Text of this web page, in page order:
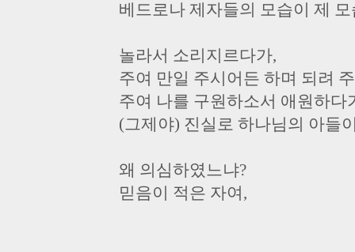
베드로나 제자들의 모습이 제
놀라서 소리지르다가,
주여 만일 주시어든 하며 되려
주여 나를 구원하소서 애원하다
(그제야) 진실로 하나님의 아들
왜 의심하였느냐?
믿음이 적은 자여,